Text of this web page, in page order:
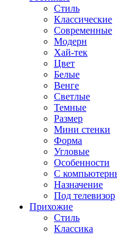
Стиль
Классические
Современные
Модерн
Хай-тек
Цвет
Белые
Венге
Светлые
Темные
Размер
Мини стенки
Форма
Угловые
Особенности
С
Назначение
Под телевизор
Прихожие
Стиль
Классика